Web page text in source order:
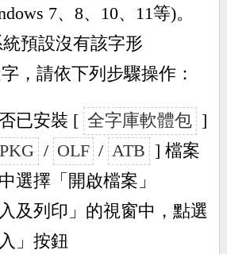
7、8、10、11等)。
預設沒有該字形
，請依下列步驟操作：
已安裝 [ 全字庫軟體包 ]
/ OLF / ATB ] 檔案
選擇「開啟檔案」
及列印」的視窗中，點選
」按鈕